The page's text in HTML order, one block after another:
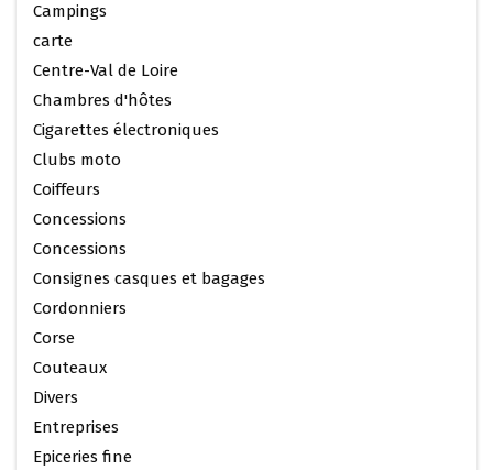
Campings
carte
Centre-Val de Loire
Chambres d'hôtes
Cigarettes électroniques
Clubs moto
Coiffeurs
Concessions
Concessions
Consignes casques et bagages
Cordonniers
Corse
Couteaux
Divers
Entreprises
Epiceries fine